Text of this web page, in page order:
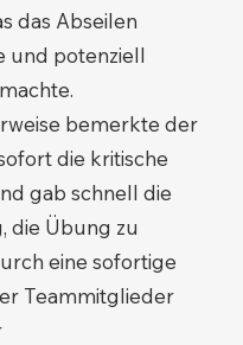
das Abseilen
und potenziell
bemerkte der
die kritische
gab schnell die
die Übung zu
eine sofortige
Teammitglieder